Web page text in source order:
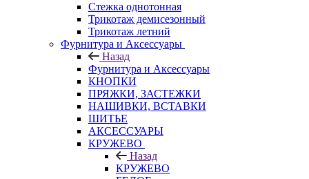
Стежка однотонная
Трикотаж демисезонный
Трикотаж летний
Фурнитура и Аксессуары
Назад
Фурнитура и Аксессуары
КНОПКИ
ПРЯЖКИ, ЗАСТЕЖКИ
НАШИВКИ, ВСТАВКИ
ШИТЬЕ
АКСЕССУАРЫ
КРУЖЕВО
Назад
КРУЖЕВО